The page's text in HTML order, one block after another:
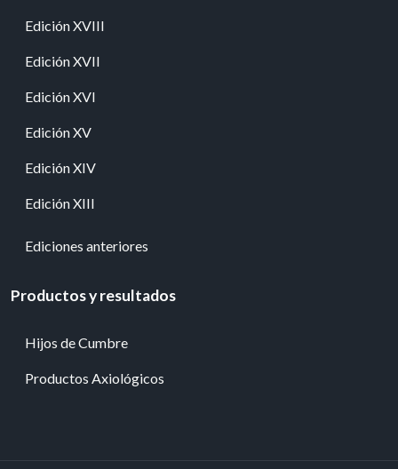
Edición XVIII
Edición XVII
Edición XVI
Edición XV
Edición XIV
Edición XIII
Ediciones anteriores
Productos y resultados
Hijos de Cumbre
Productos Axiológicos